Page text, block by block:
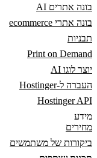
בונה אתרים AI
בונה אתרי ecommerce
תבניות
Print on Demand
יוצר לוגו AI
העברה ל-Hostinger
Hostinger API
מידע
מחירים
ביקורות של משתמשים